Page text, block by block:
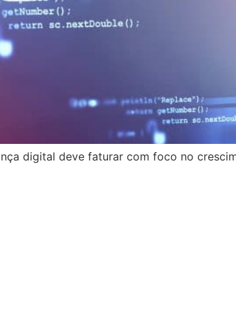
digital deve faturar com foco no